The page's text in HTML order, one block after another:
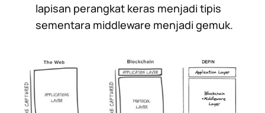
lapisan perangkat keras menjadi tipis
sementara middleware menjadi gemuk.